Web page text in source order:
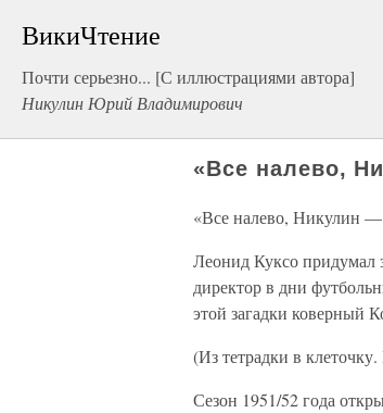
ВикиЧтение
Почти серьезно... [С иллюстрациями автора]
Никулин Юрий Владимирович
«Все налево,
«Все налево, Никулин —
Леонид Куксо придумал
директор в дни
этой загадки коверный
(Из тетрадки в
Сезон 1951/52 года